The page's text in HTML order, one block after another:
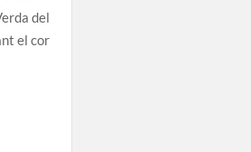
del
el cor